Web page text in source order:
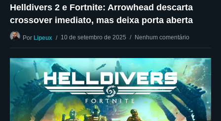
Helldivers 2 e Fortnite: Arrowhead descarta
crossover imediato, mas deixa porta aberta
Por Lipeux 10 de setembro de 2025 Nenhum comentário